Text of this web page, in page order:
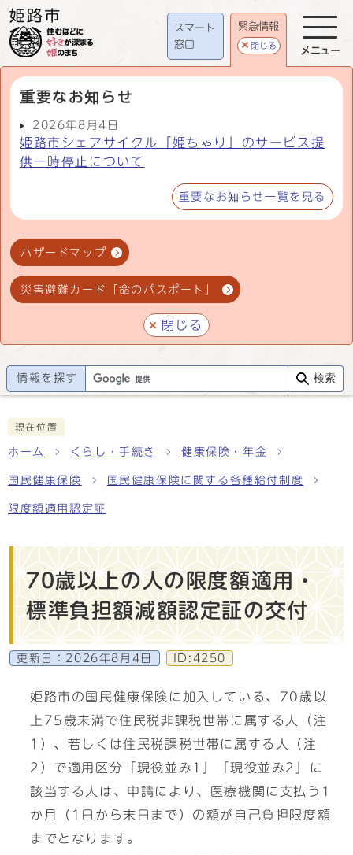
スマート
窓口
緊急情報
閉じる
重要なお知らせ
2026年8月4日
姫路市シェアサイクル「姫ちゃり」のサービス提
供一時停止について
重要なお知らせ一覧を見る
ハザードマップ
災害避難カード「命のパスポート」
閉じる
メニュー
情報を探す 検索
現在位置
ホーム くらし・手続き 健康保険・年金
国民健康保険 国民健康保険に関する各種給付制度
限度額適用認定証
70歳以上の人の限度額適用・
標準負担額減額認定証の交付
更新日： 2026年8月4日 ID:4250
姫路市の国民健康保険に加入している、70歳以
上75歳未満で住民税非課税世帯に属する人（注
1）、若しくは住民税課税世帯に属する人（注
2）で適用区分「現役並み1」「現役並み2」に
該当する人は、申請により、医療機関に支払う1
か月（1日から末日まで）の額が自己負担限度額
までとなります。